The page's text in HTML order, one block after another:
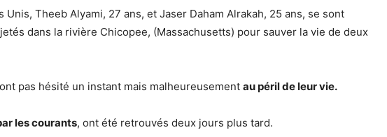
Unis, Theeb Alyami, 27 ans, et Jaser Daham Alrakah, 25 ans, se sont
jetés dans la rivière Chicopee, (Massachusetts) pour sauver la vie de deux
pas hésité un instant mais malheureusement au péril de leur vie.
les courants, ont été retrouvés deux jours plus tard.